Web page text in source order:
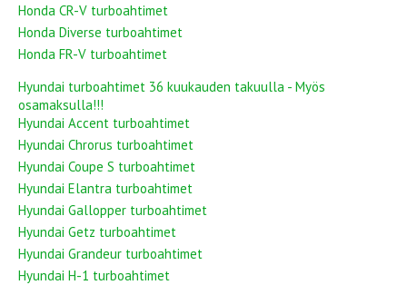
Honda CR-V turboahtimet
Honda Diverse turboahtimet
Honda FR-V turboahtimet
Hyundai turboahtimet 36 kuukauden takuulla - Myös
osamaksulla!!!
Hyundai Accent turboahtimet
Hyundai Chrorus turboahtimet
Hyundai Coupe S turboahtimet
Hyundai Elantra turboahtimet
Hyundai Gallopper turboahtimet
Hyundai Getz turboahtimet
Hyundai Grandeur turboahtimet
Hyundai H-1 turboahtimet